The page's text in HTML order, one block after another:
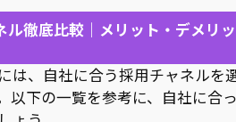
ル徹底比較｜メリット・デメリッ
は、自社に合う採用チャネルを
以下の一覧を参考に、自社に合